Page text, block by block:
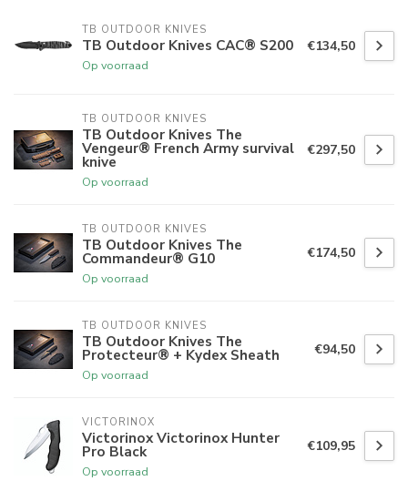
TB OUTDOOR KNIVES
TB Outdoor Knives CAC® S200
Op voorraad
€134,50
TB OUTDOOR KNIVES
TB Outdoor Knives The
Vengeur® French Army survival
knive
Op voorraad
€297,50
TB OUTDOOR KNIVES
TB Outdoor Knives The
Commandeur® G10
Op voorraad
€174,50
TB OUTDOOR KNIVES
TB Outdoor Knives The
Protecteur® + Kydex Sheath
Op voorraad
€94,50
VICTORINOX
Victorinox Victorinox Hunter
Pro Black
Op voorraad
€109,95